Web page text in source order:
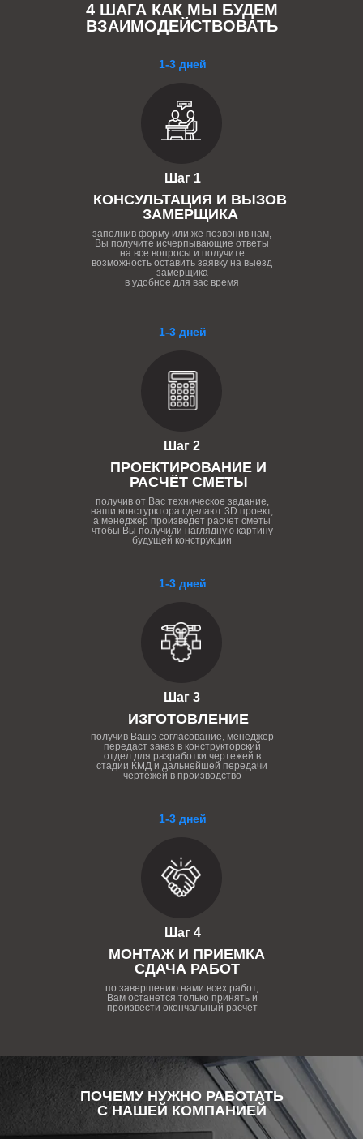
4 ШАГА КАК МЫ БУДЕМ
ВЗАИМОДЕЙСТВОВАТЬ
1-3 дней
Шаг 4
МОНТАЖ И ПРИЕМКА
СДАЧА РАБОТ
по завершению нами всех работ,
Вам останется только принять и
произвести окончальный расчет
1-3 дней
Шаг 3
ИЗГОТОВЛЕНИЕ
получив Ваше согласование, менеджер
передаст заказ в конструкторский
отдел для разработки чертежей в
стадии КМД и дальнейшей передачи
чертежей в производство
1-3 дней
Шаг 2
ПРОЕКТИРОВАНИЕ И
РАСЧЁТ СМЕТЫ
получив от Вас техническое задание,
наши констурктора сделают 3D проект,
а менеджер произведет расчет сметы
чтобы Вы получили наглядную картину
будущей конструкции
1-3 дней
Шаг 1
КОНСУЛЬТАЦИЯ И ВЫЗОВ
ЗАМЕРЩИКА
заполнив форму или же позвонив нам,
Вы получите исчерпывающие ответы
на все вопросы и получите
возможность оставить заявку на выезд
замерщика
в удобное для вас время
ПОЧЕМУ НУЖНО РАБОТАТЬ
С НАШЕЙ КОМПАНИЕЙ